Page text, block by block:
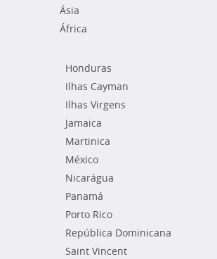
Ásia
África
Honduras
Ilhas Cayman
Ilhas Virgens
Jamaica
Martinica
México
Nicarágua
Panamá
Porto Rico
República Dominicana
Saint Vincent